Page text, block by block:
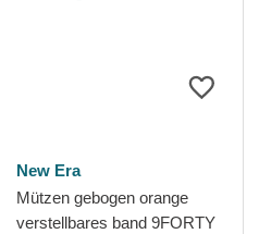
New Era
Mützen gebogen orange
verstellbares band 9FORTY